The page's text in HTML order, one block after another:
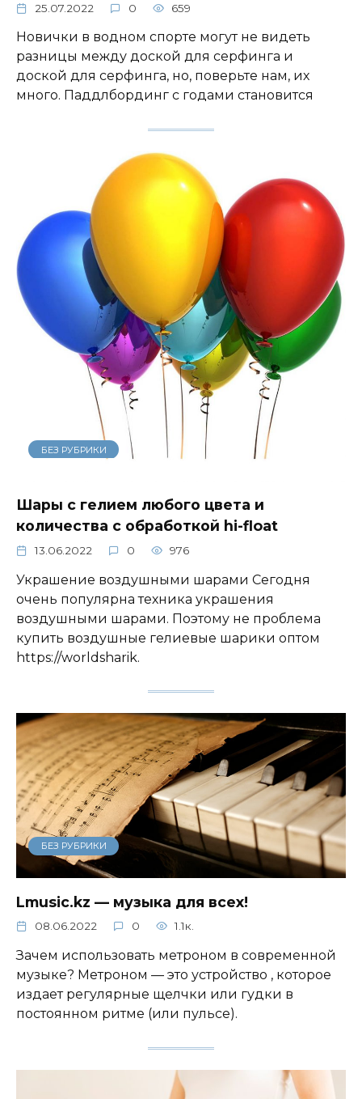
25.07.2022 0 659
Новички в водном спорте могут не видеть
разницы между доской для серфинга и
доской для серфинга, но, поверьте нам, их
много. Паддлбординг с годами становится
БЕЗ РУБРИКИ
Шары с гелием любого цвета и
количества с обработкой hi-float
13.06.2022 0 976
Украшение воздушными шарами Сегодня
очень популярна техника украшения
воздушными шарами. Поэтому не проблема
купить воздушные гелиевые шарики оптом
https://worldsharik.
БЕЗ РУБРИКИ
Lmusic.kz — музыка для всех!
08.06.2022 0 1.1к.
Зачем использовать метроном в современной
музыке? Метроном — это устройство , которое
издает регулярные щелчки или гудки в
постоянном ритме (или пульсе).